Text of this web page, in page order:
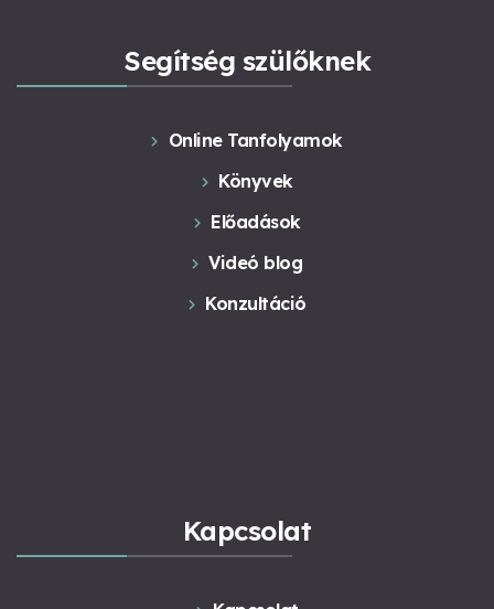
Segítség szülőknek
Online Tanfolyamok
Könyvek
Előadások
Videó blog
Konzultáció
Kapcsolat